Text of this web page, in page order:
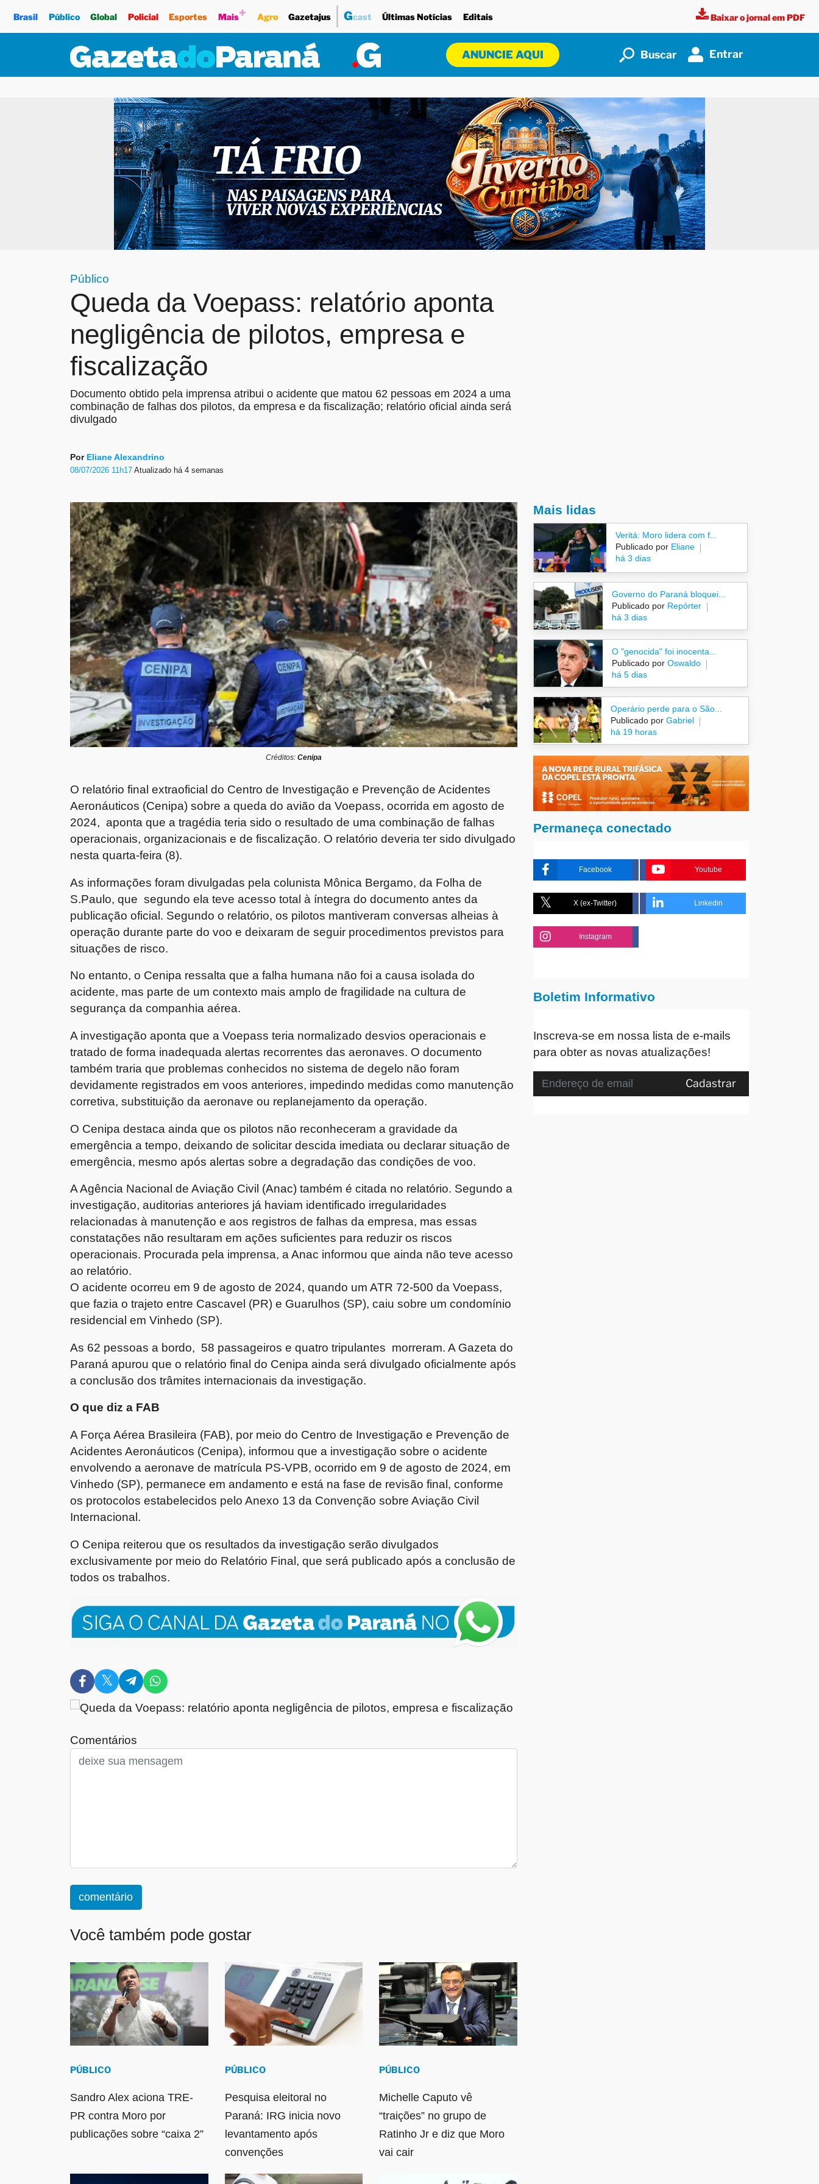
Brasil Público Global Policial Esportes Mais+ Agro Gazetajus Gcast Últimas Notícias Editais Baixar o jornal em PDF
ANUNCIE AQUI Buscar Entrar
Público
Queda da Voepass: relatório aponta
negligência de pilotos, empresa e
fiscalização
Documento obtido pela imprensa atribui o acidente que matou 62 pessoas em 2024 a uma
combinação de falhas dos pilotos, da empresa e da fiscalização; relatório oficial ainda será
divulgado
Por Eliane Alexandrino
08/07/2026 11h17Atualizado há 4 semanas
Créditos: Cenipa
O relatório final extraoficial do Centro de Investigação e Prevenção de Acidentes
Aeronáuticos (Cenipa) sobre a queda do avião da Voepass, ocorrida em agosto de
2024, aponta que a tragédia teria sido o resultado de uma combinação de falhas
operacionais, organizacionais e de fiscalização. O relatório deveria ter sido divulgado
nesta quarta-feira (8).
As informações foram divulgadas pela colunista Mônica Bergamo, da Folha de
S.Paulo, que segundo ela teve acesso total à íntegra do documento antes da
publicação oficial. Segundo o relatório, os pilotos mantiveram conversas alheias à
operação durante parte do voo e deixaram de seguir procedimentos previstos para
situações de risco.
No entanto, o Cenipa ressalta que a falha humana não foi a causa isolada do
acidente, mas parte de um contexto mais amplo de fragilidade na cultura de
segurança da companhia aérea.
A investigação aponta que a Voepass teria normalizado desvios operacionais e
tratado de forma inadequada alertas recorrentes das aeronaves. O documento
também traria que problemas conhecidos no sistema de degelo não foram
devidamente registrados em voos anteriores, impedindo medidas como manutenção
corretiva, substituição da aeronave ou replanejamento da operação.
O Cenipa destaca ainda que os pilotos não reconheceram a gravidade da
emergência a tempo, deixando de solicitar descida imediata ou declarar situação de
emergência, mesmo após alertas sobre a degradação das condições de voo.
A Agência Nacional de Aviação Civil (Anac) também é citada no relatório. Segundo a
investigação, auditorias anteriores já haviam identificado irregularidades
relacionadas à manutenção e aos registros de falhas da empresa, mas essas
constatações não resultaram em ações suficientes para reduzir os riscos
operacionais. Procurada pela imprensa, a Anac informou que ainda não teve acesso
ao relatório.
O acidente ocorreu em 9 de agosto de 2024, quando um ATR 72-500 da Voepass,
que fazia o trajeto entre Cascavel (PR) e Guarulhos (SP), caiu sobre um condomínio
residencial em Vinhedo (SP).
As 62 pessoas a bordo, 58 passageiros e quatro tripulantes morreram. A Gazeta do
Paraná apurou que o relatório final do Cenipa ainda será divulgado oficialmente após
a conclusão dos trâmites internacionais da investigação.
O que diz a FAB
A Força Aérea Brasileira (FAB), por meio do Centro de Investigação e Prevenção de
Acidentes Aeronáuticos (Cenipa), informou que a investigação sobre o acidente
envolvendo a aeronave de matrícula PS-VPB, ocorrido em 9 de agosto de 2024, em
Vinhedo (SP), permanece em andamento e está na fase de revisão final, conforme
os protocolos estabelecidos pelo Anexo 13 da Convenção sobre Aviação Civil
Internacional.
O Cenipa reiterou que os resultados da investigação serão divulgados
exclusivamente por meio do Relatório Final, que será publicado após a conclusão de
todos os trabalhos.
Comentários
comentário
Você também pode gostar
PÚBLICO
Sandro Alex aciona TRE-
PR contra Moro por
publicações sobre “caixa 2”
PÚBLICO
Pesquisa eleitoral no
Paraná: IRG inicia novo
levantamento após
convenções
PÚBLICO
Michelle Caputo vê
“traições” no grupo de
Ratinho Jr e diz que Moro
vai cair
Mais lidas
Veritá: Moro lidera com f...
Publicado porEliane
há 3 dias
Governo do Paraná bloquei...
Publicado por Repórter
há 3 dias
O "genocida" foi inocenta...
Publicado por Oswaldo
há 5 dias
Operário perde para o São...
Publicado por Gabriel
há 19 horas
Permaneça conectado
Facebook Youtube
X (ex-Twitter) Linkedin
Instagram
Boletim Informativo
Inscreva-se em nossa lista de e-mails
para obter as novas atualizações!
Cadastrar